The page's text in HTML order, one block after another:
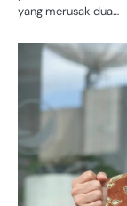
yang merusak dua…